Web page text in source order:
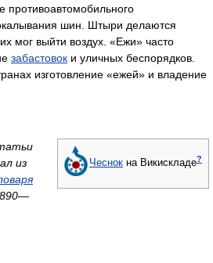
противоавтомобильного
шин. Штыри делаются
мог выйти воздух. «Ежи» часто
забастовок и уличных беспорядков.
изготовление «ежей» и владение
Чеснок на Викискладе?
из